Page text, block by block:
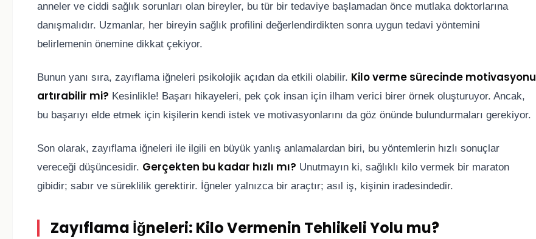
anneler ve ciddi sağlık sorunları olan bireyler, bu tür bir tedaviye başlamadan önce mutlaka doktorlarına
danışmalıdır. Uzmanlar, her bireyin sağlık profilini değerlendirdikten sonra uygun tedavi yöntemini
belirlemenin önemine dikkat çekiyor.
Bunun yanı sıra, zayıflama iğneleri psikolojik açıdan da etkili olabilir. Kilo verme sürecinde motivasyonu
artırabilir mi? Kesinlikle! Başarı hikayeleri, pek çok insan için ilham verici birer örnek oluşturuyor. Ancak,
bu başarıyı elde etmek için kişilerin kendi istek ve motivasyonlarını da göz önünde bulundurmaları gerekiyor.
Son olarak, zayıflama iğneleri ile ilgili en büyük yanlış anlamalardan biri, bu yöntemlerin hızlı sonuçlar
vereceği düşüncesidir. Gerçekten bu kadar hızlı mı? Unutmayın ki, sağlıklı kilo vermek bir maraton
gibidir; sabır ve süreklilik gerektirir. İğneler yalnızca bir araçtır; asıl iş, kişinin iradesindedir.
Zayıflama İğneleri: Kilo Vermenin Tehlikeli Yolu mu?